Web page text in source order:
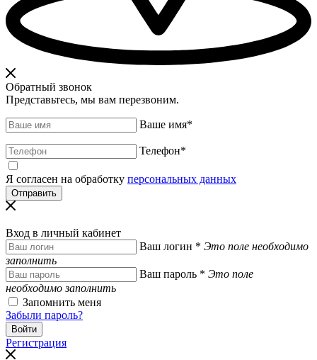
Обратный звонок
Представьтесь, мы вам перезвоним.
Ваше имя*
Телефон*
Я согласен на обработку персональных данных
Вход в личный кабинет
Ваш логин * Это поле необходимо
заполнить
Ваш пароль * Это поле
необходимо заполнить
Запомнить меня
Забыли пароль?
Регистрация